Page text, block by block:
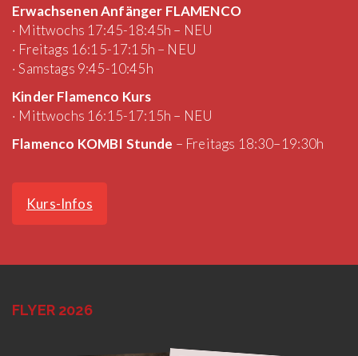
Erwachsenen Anfänger FLAMENCO
· Mittwochs 17:45-18:45h – NEU
· Freitags 16:15-17:15h – NEU
· Samstags 9:45-10:45h
Kinder Flamenco Kurs
· Mittwochs 16:15-17:15h – NEU
Flamenco KOMBI Stunde – Freitags 18:30–19:30h
Kurs-Infos
FLYER 2026